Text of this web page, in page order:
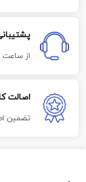
از ساعت 9 تا 18
اصالت
تضمین